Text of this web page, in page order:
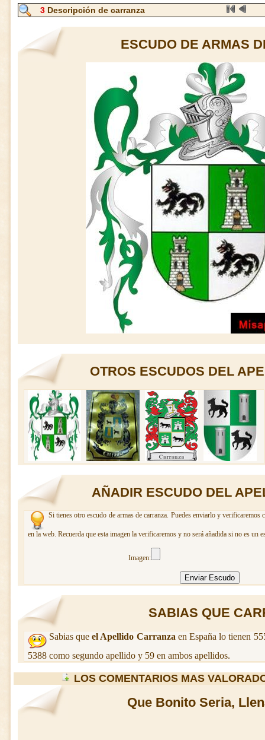
3Descripción de carranza
ESCUDO DE ARMAS
OTROS ESCUDOS DEL
AÑADIR ESCUDO DEL
Si tienes otro escudo de armas de carranza. Puedes enviarlo y
en la web. Recuerda que esta imagen la verificaremos y no será añadida si no es un
Imagen:
SABIAS QUE
Sabias queel Apellido Carranza en España lo tienen
5388 como segundo apellido y 59 en ambos apellidos.
LOS COMENTARIOS MAS
Que Bonito Seria,